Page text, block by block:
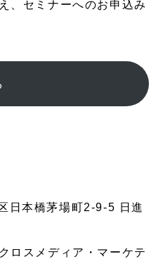
、セミナーへのお申込み
日本橋茅場町2-9-5 日進
ロスメディア・マーケテ